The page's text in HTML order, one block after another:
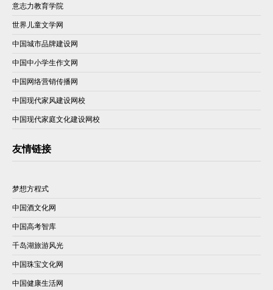
意志力教育学院
世界儿童文学网
中国城市品牌建设网
中国中小学生作文网
中国网络营销传播网
中国现代家风建设网校
中国现代家庭文化建设网校
友情链接
梦想方程式
中国酒文化网
中国高考智库
千岛湖旅游风光
中国珠宝文化网
中国健康生活网